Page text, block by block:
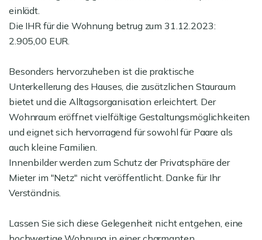
einlädt.
Die IHR für die Wohnung betrug zum 31.12.2023:
2.905,00 EUR.
Besonders hervorzuheben ist die praktische
Unterkellerung des Hauses, die zusätzlichen Stauraum
bietet und die Alltagsorganisation erleichtert. Der
Wohnraum eröffnet vielfältige Gestaltungsmöglichkeiten
und eignet sich hervorragend für sowohl für Paare als
auch kleine Familien.
Innenbilder werden zum Schutz der Privatsphäre der
Mieter im "Netz" nicht veröffentlicht. Danke für Ihr
Verständnis.
Lassen Sie sich diese Gelegenheit nicht entgehen, eine